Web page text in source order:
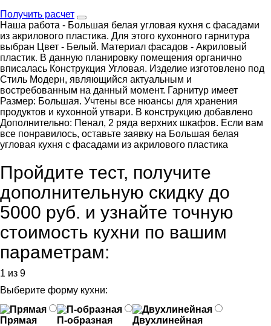
Получить расчет
Наша работа - Большая белая угловая кухня с фасадами
из акрилового пластика. Для этого кухонного гарнитура
выбран Цвет - Белый. Материал фасадов - Акриловый
пластик. В данную планировку помещения органично
вписалась Конструкция Угловая. Изделие изготовлено под
Стиль Модерн, являющийся актуальным и
востребованным на данный момент. Гарнитур имеет
Размер: Большая. Учтены все нюансы для хранения
продуктов и кухонной утвари. В конструкцию добавлено
Дополнительно: Пенал, 2 ряда верхних шкафов. Если вам
все понравилось, оставьте заявку на Большая белая
угловая кухня с фасадами из акрилового пластика
Пройдите тест, получите
дополнительную скидку до
5000 руб. и узнайте точную
стоимость кухни по вашим
параметрам:
1 из 9
Выберите форму кухни:
Прямая П-образная Двухлинейная